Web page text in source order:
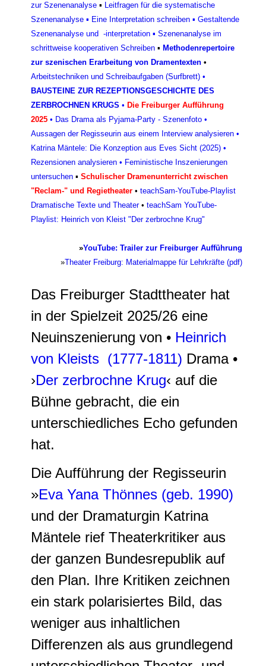
zur Szenenanalyse ▪ Leitfragen für die systematische
Szenenanalyse ▪ Eine Interpretation schreiben ▪ Gestaltende
Szenenanalyse und -interpretation ▪ Szenenanalyse im
schrittweise kooperativen Schreiben ▪ Methodenrepertoire
zur szenischen Erarbeitung von Dramentexten •
Arbeitstechniken und Schreibaufgaben (Surfbrett) •
BAUSTEINE ZUR REZEPTIONSGESCHICHTE DES
ZERBROCHNEN KRUGS • Die Freiburger Aufführung
2025 • Das Drama als Pyjama-Party - Szenenfoto •
Aussagen der Regisseurin aus einem Interview analysieren •
Katrina Mäntele: Die Konzeption aus Eves Sicht (2025) •
Rezensionen analysieren • Feministische Inszenierungen
untersuchen ▪ Schulischer Dramenunterricht zwischen
"Reclam-" und Regietheater • teachSam-YouTube-Playlist
Dramatische Texte und Theater• teachSam YouTube-
Playlist: Heinrich von Kleist "Der zerbrochne Krug"
»YouTube: Trailer zur Freiburger Aufführung
»Theater Freiburg: Materialmappe für Lehrkräfte (pdf)
Das Freiburger Stadttheater hat
in der Spielzeit 2025/26 eine
Neuinszenierung von • Heinrich
von Kleists (1777-1811) Drama •
›Der zerbrochne Krug‹ auf die
Bühne gebracht, die ein
unterschiedliches Echo gefunden
hat.
Die Aufführung der Regisseurin
»Eva Yana Thönnes (geb. 1990)
und der Dramaturgin Katrina
Mäntele rief Theaterkritiker aus
der ganzen Bundesrepublik auf
den Plan. Ihre Kritiken zeichnen
ein stark polarisiertes Bild, das
weniger aus inhaltlichen
Differenzen als aus grundlegend